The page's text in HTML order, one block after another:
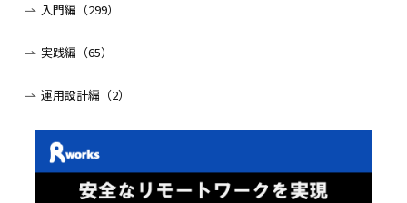
入門編（299）
実践編（65）
運用設計編（2）